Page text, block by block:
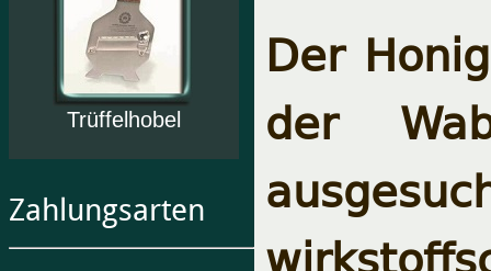
Trüffelhobel
Zahlungsarten
Der
der